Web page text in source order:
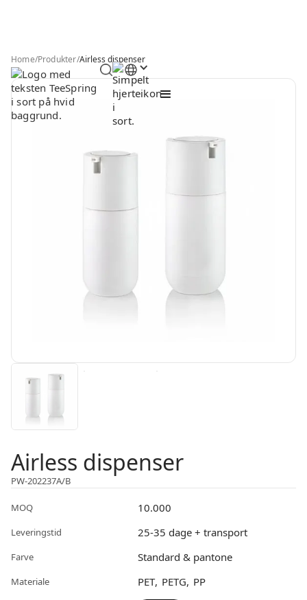
Home/Produkter/Airless dispenser
Airless dispenser
PW-202237A/B
MOQ 10.000
Leveringstid 25-35 dage + transport
Farve Standard & pantone
Materiale PET PETG PP